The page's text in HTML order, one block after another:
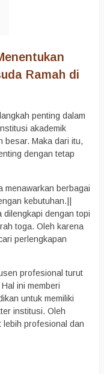
Ramah di
penting dalam
akademik
besar. Maka dari itu,
dengan tetap
menawarkan berbagai
kebutuhan.||
dilengkapi dengan topi
toga. Oleh karena
perlengkapan
profesional turut
ini memberi
untuk memiliki
institusi. Oleh
lebih profesional dan